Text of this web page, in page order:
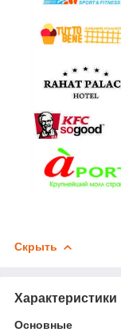
Скрыть
Характеристики
Основные